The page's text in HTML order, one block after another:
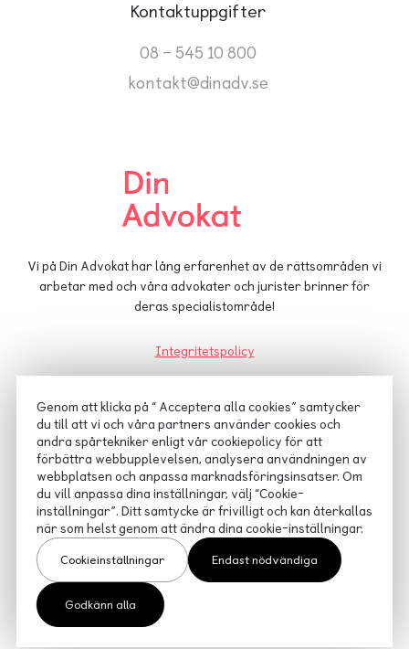
Vi på Din Advokat har lång erfarenhet av de rättsområden vi
arbetar med och våra advokater och jurister brinner för
deras specialistområde!
Integritetspolicy
Advokatsamfundets konsumenttvistnämnd
Kontaktuppgifter
08 – 545 10 800
kontakt@dinadv.se
Genom att klicka på “ Acceptera alla cookies” samtycker
du till att vi och våra partners använder cookies och
andra spårtekniker enligt vår cookiepolicy för att
förbättra webbupplevelsen, analysera användningen av
webbplatsen och anpassa marknadsföringsinsatser. Om
du vill anpassa dina inställningar, välj “Cookie-
inställningar”. Ditt samtycke är frivilligt och kan återkallas
när som helst genom att ändra dina cookie-inställningar.
Cookieinställningar Endast nödvändiga
Godkänn alla